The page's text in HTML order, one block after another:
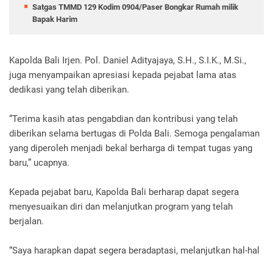
Satgas TMMD 129 Kodim 0904/Paser Bongkar Rumah milik
Bapak Harim
Kapolda Bali Irjen. Pol. Daniel Adityajaya, S.H., S.I.K., M.Si.,
juga menyampaikan apresiasi kepada pejabat lama atas
dedikasi yang telah diberikan.
“Terima kasih atas pengabdian dan kontribusi yang telah
diberikan selama bertugas di Polda Bali. Semoga pengalaman
yang diperoleh menjadi bekal berharga di tempat tugas yang
baru,” ucapnya.
Kepada pejabat baru, Kapolda Bali berharap dapat segera
menyesuaikan diri dan melanjutkan program yang telah
berjalan.
“Saya harapkan dapat segera beradaptasi, melanjutkan hal-hal